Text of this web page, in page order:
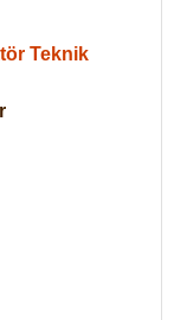
Teknik